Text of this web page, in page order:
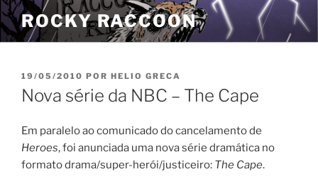
Pular
para
o
ROCKY RACCOON
PUBLICADO
EM
19/05/2010 POR HELIO GRECA
Nova série da NBC – The Cape
Em paralelo ao comunicado do cancelamento de
Heroes, foi anunciada uma nova série dramática no
formato drama/super-herói/justiceiro: The Cape.